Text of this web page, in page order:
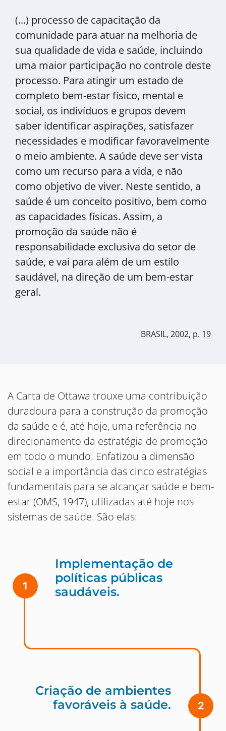
(...) processo de capacitação da
comunidade para atuar na melhoria de
sua qualidade de vida e saúde, incluindo
uma maior participação no controle deste
processo. Para atingir um estado de
completo bem-estar físico, mental e
social, os indivíduos e grupos devem
saber identificar aspirações, satisfazer
necessidades e modificar favoravelmente
o meio ambiente. A saúde deve ser vista
como um recurso para a vida, e não
como objetivo de viver. Neste sentido, a
saúde é um conceito positivo, bem como
as capacidades físicas. Assim, a
promoção da saúde não é
responsabilidade exclusiva do setor de
saúde, e vai para além de um estilo
saudável, na direção de um bem-estar
geral.
BRASIL, 2002, p. 19
A Carta de Ottawa trouxe uma contribuição
duradoura para a construção da promoção
da saúde e é, até hoje, uma referência no
direcionamento da estratégia de promoção
em todo o mundo. Enfatizou a dimensão
social e a importância das cinco estratégias
fundamentais para se alcançar saúde e bem-
estar (OMS, 1947), utilizadas até hoje nos
sistemas de saúde. São elas:
1
Implementação de
políticas públicas
saudáveis.
Criação de ambientes
favoráveis à saúde.
2